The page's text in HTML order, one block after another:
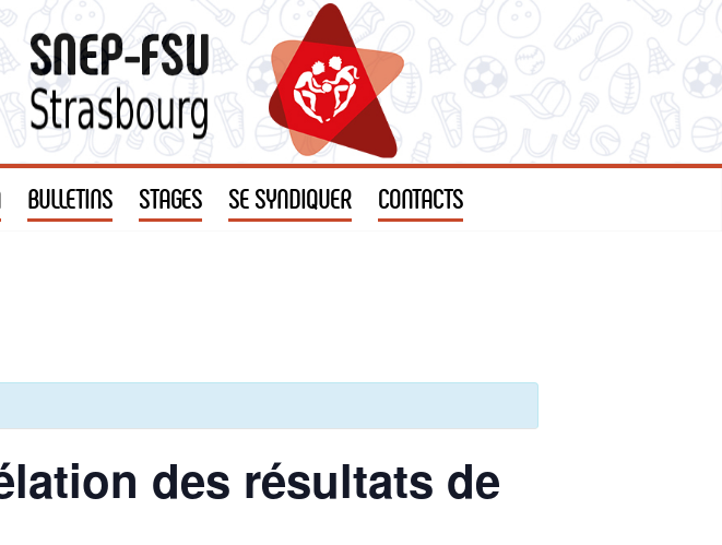
BULLETINS STAGES SE SYNDIQUER CONTACTS
des résultats de